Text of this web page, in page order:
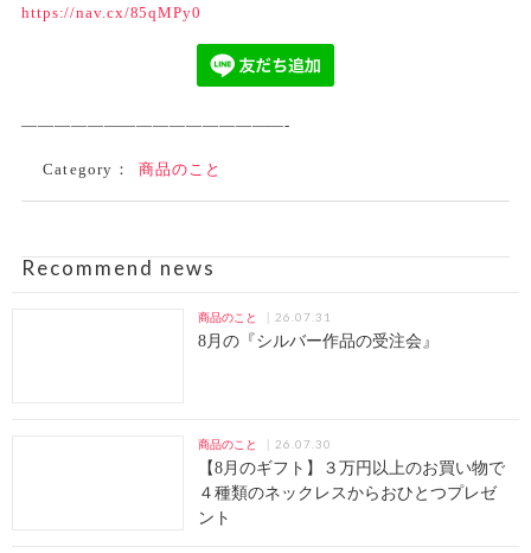
https://nav.cx/85qMPy0
————————————————-
Category： 商品のこと
Recommend news
商品のこと 26.07.31
8月の『シルバー作品の受注会』
商品のこと 26.07.30
【8月のギフト】３万円以上のお買い物で
４種類のネックレスからおひとつプレゼ
ント